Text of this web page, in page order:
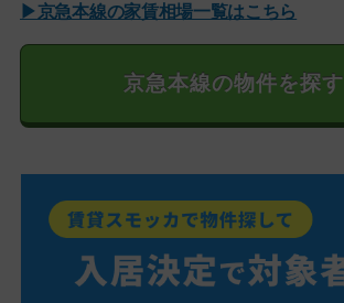
▶京急本線の家賃相場一覧はこちら
京急本線の物件を探す